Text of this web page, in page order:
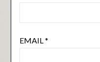
EMAIL *